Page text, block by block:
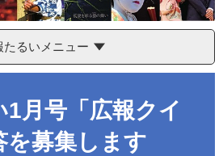
たるいメニュー
1月号「広報クイ
を募集します